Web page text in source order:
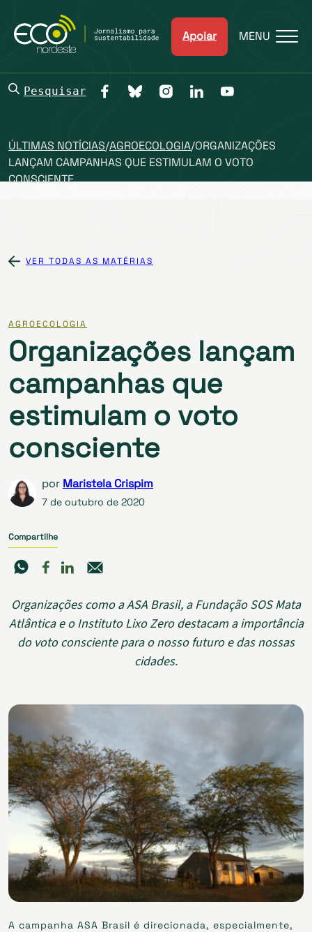
Apoiar MENU
Pesquisar
ÚLTIMAS NOTÍCIAS/AGROECOLOGIA/ORGANIZAÇÕES
LANÇAM CAMPANHAS QUE ESTIMULAM O VOTO
CONSCIENTE
VER TODAS AS MATÉRIAS
AGROECOLOGIA
Organizações lançam
campanhas que
estimulam o voto
consciente
por Maristela Crispim
7 de outubro de 2020
Compartilhe
Organizações como a ASA Brasil, a Fundação SOS Mata
Atlântica e o Instituto Lixo Zero destacam a importância
do voto consciente para o nosso futuro e das nossas
cidades.
A campanha ASA Brasil é direcionada, especialmente,